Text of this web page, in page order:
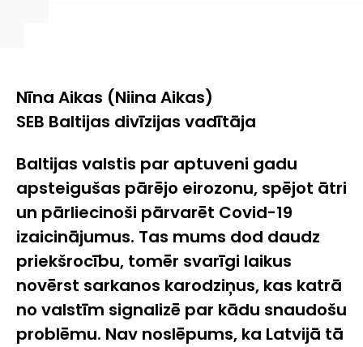
Nīna Aikas (Niina Aikas)
SEB Baltijas divīzijas vadītāja
Baltijas valstis par aptuveni gadu
apsteigušas pārējo eirozonu, spējot ātri
un pārliecinoši pārvarēt Covid-19
izaicinājumus. Tas mums dod daudz
priekšrocību, tomēr svarīgi laikus
novērst sarkanos karodziņus, kas katrā
no valstīm signalizē par kādu snaudošu
problēmu. Nav noslēpums, ka Latvijā tā